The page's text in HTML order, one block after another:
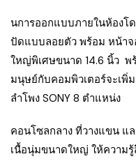
นการออกแบบภายในห้องโ
ปัดแบบลอยตัว พร้อม หน้า
ใหญ่พิเศษขนาด 14.6 นิ้ว พ
มนุษย์กับคอมพิวเตอร์จะเ
ลำโพง SONY 8 ตำแหน่ง
คอนโซลกลาง ที่วางแขน แ
เนื้อนุ่มขนาดใหญ่ ให้ความ